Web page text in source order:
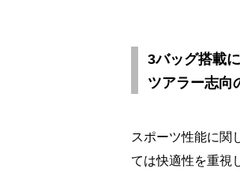
3バッグ搭載
ツアラー志向
スポーツ性能に関
ては快適性を重視